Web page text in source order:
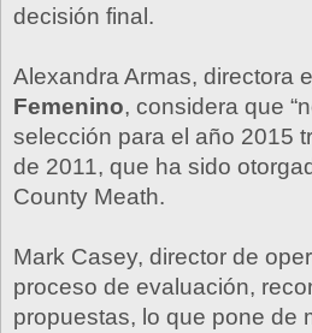
decisión final.
Alexandra Armas, directora
Femenino, considera que
selección para el año 2015
de 2011, que ha sido
County Meath.
Mark Casey, director de
proceso de evaluación,
propuestas, lo que pone de